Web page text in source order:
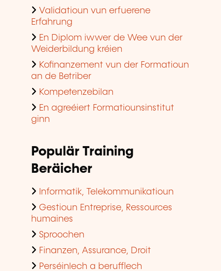
Validatioun vun erfuerene
Erfahrung
En Diplom iwwer de Wee vun der
Weiderbildung kréien
Kofinanzement vun der Formatioun
an de Betriber
Kompetenzebilan
En agreéiert Formatiounsinstitut
ginn
Populär Training
Beräicher
Informatik, Telekommunikatioun
Gestioun Entreprise, Ressources
humaines
Sproochen
Finanzen, Assurance, Droit
Perséinlech a berufflech